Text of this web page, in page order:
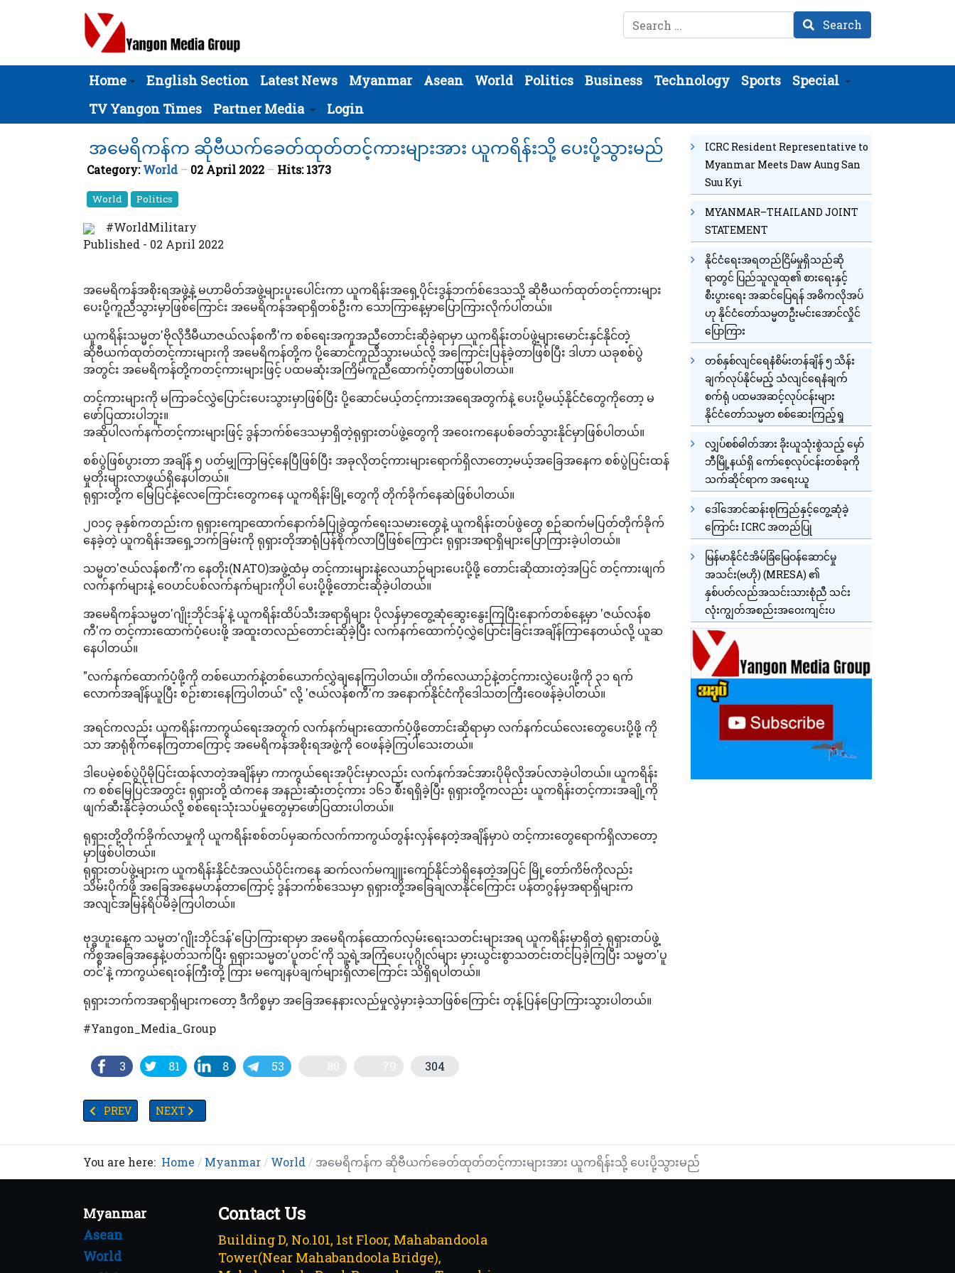
Search Search
Home English Section Latest News Myanmar Asean World Politics Business Technology Sports
Special
TV Yangon Times
Partner Media Login
အမေရိကန်က ဆိုဗီယက်ခေတ်ထုတ်တင့်ကားများအား ယူကရိန်းသို့ ပေးပို့သွားမည်
Category:World 02 April 2022 Hits: 1373
World Politics
#WorldMilitary
Published - 02 April 2022
အမေရိကန်အစိုးရအဖွဲ့နဲ့ မဟာမိတ်အဖွဲ့များပူးပေါင်းကာ ယူကရိန်းအရှေ့ပိုင်းဒွန်ဘက်စ်ဒေသသို့ ဆိုဗီယက်ထုတ်တင့်ကားများ
ပေးပို့ကူညီသွားမှာဖြစ်ကြောင်း အမေရိကန်အရာရှိတစ်ဦးက သောကြာနေ့မှာပြောကြားလိုက်ပါတယ်။
ယူကရိန်းသမ္မတ'ဗိုလိုဒီမီယာဇယ်လန်စကီ'က စစ်ရေးအကူအညီတောင်းဆိုခဲ့ရာမှာ ယူကရိန်းတပ်ဖွဲ့များမောင်းနှင်နိုင်တဲ့
ဆိုဗီယက်ထုတ်တင့်ကားများကို အမေရိကန်တို့က ပို့ဆောင်ကူညီသွားမယ်လို့ အကြောင်းပြန်ခဲ့တာဖြစ်ပြီး ဒါဟာ ယခုစစ်ပွဲ
အတွင်း အမေရိကန်တို့ကတင့်ကားများဖြင့် ပထမဆုံးအကြိမ်ကူညီထောက်ပံ့တာဖြစ်ပါတယ်။
တင့်ကားများကို မကြာခင်လွှဲပြောင်းပေးသွားမှာဖြစ်ပြီး ပို့ဆောင်မယ့်တင့်ကားအရေအတွက်နဲ့ ပေးပို့မယ့်နိုင်ငံတွေကိုတော့ မ
ဖော်ပြထားပါဘူး။
အဆိုပါလက်နက်တင့်ကားများဖြင့် ဒွန်ဘက်စ်ဒေသမှာရှိတဲ့ရုရှားတပ်ဖွဲ့တွေကို အဝေးကနေပစ်ခတ်သွားနိုင်မှာဖြစ်ပါတယ်။
စစ်ပွဲဖြစ်ပွားတာ အချိန် ၅ ပတ်မျှကြာမြင့်နေပြီဖြစ်ပြီး အခုလိုတင့်ကားများရောက်ရှိလာတော့မယ့်အခြေအနေက စစ်ပွဲပြင်းထန်
မှုတိုးများလာဖွယ်ရှိနေပါတယ်။
ရုရှားတို့က မြေပြင်နဲ့လေကြောင်းတွေကနေ ယူကရိန်းမြို့တွေကို တိုက်ခိုက်နေဆဲဖြစ်ပါတယ်။
၂၀၁၄ ခုနှစ်ကတည်းက ရုရှားကျောထောက်နောက်ခံပြုခွဲထွက်ရေးသမားတွေနဲ့ ယူကရိန်းတပ်ဖွဲတွေ စဉ်ဆက်မပြတ်တိုက်ခိုက်
နေခဲ့တဲ့ ယူကရိန်းအရှေ့ဘက်ခြမ်းကို ရုရှားတိုအာရုံပြန်စိုက်လာပြီဖြစ်ကြောင်း ရုရှားအရာရှိများပြောကြားခဲ့ပါတယ်။
သမ္မတ'ဇယ်လန်စကီ'က နေတိုး(NATO)အဖွဲ့ထံမှ တင့်ကားများနဲ့လေယာဉ်များပေးပို့ဖို့ တောင်းဆိုထားတဲ့အပြင် တင့်ကားဖျက်
လက်နက်များနဲ့ ဝေဟင်ပစ်လက်နက်များကိုပါ ပေးပို့ဖို့တောင်းဆိုခဲ့ပါတယ်။
အမေရိကန်သမ္မတ'ဂျိုးဘိုင်ဒန်'နဲ့ ယူကရိန်းထိပ်သီးအရာရှိများ ပိုလန်မှာတွေ့ဆုံဆွေးနွေးကြပြီးနောက်တစ်နေ့မှာ 'ဇယ်လန်စ
ကီ'က တင့်ကားထောက်ပံ့ပေးဖို့ အထူးတလည်တောင်းဆိုခဲ့ပြီး လက်နက်ထောက်ပံ့လွှဲပြောင်းခြင်းအချိန်ကြာနေတယ်လို့ ယူဆ
နေပါတယ်။
"လက်နက်ထောက်ပံ့ဖို့ကို တစ်ယောက်နဲ့တစ်ယောက်လွှဲချနေကြပါတယ်။ တိုက်လေယာဉ်နဲ့တင့်ကားလွှဲပေးဖို့ကို ၃၁ ရက်
လောက်အချိန်ယူပြီး စဉ်းစားနေကြပါတယ်" လို့ 'ဇယ်လန်စကီ'က အနောက်နိုင်ငံကိုဒေါသတကြီးဝေဖန်ခဲ့ပါတယ်။
အရင်ကလည်း ယူကရိန်းကာကွယ်ရေးအတွက် လက်နက်များထောက်ပံ့ဖို့တောင်းဆိုရာမှာ လက်နက်ငယ်လေးတွေပေးပို့ဖို့ ကို
သာ အာရုံစိုက်နေကြတာကြောင့် အမေရိကန်အစိုးရအဖွဲ့ကို ဝေဖန်ခဲ့ကြပါသေးတယ်။
ဒါပေမဲ့စစ်ပွဲပိုမိုပြင်းထန်လာတဲ့အချိန်မှာ ကာကွယ်ရေးအပိုင်းမှာလည်း လက်နက်အင်အားပိုမိုလိုအပ်လာခဲ့ပါတယ်။ ယူကရိန်း
က စစ်မြေပြင်အတွင်း ရုရှားတို့ ထံကနေ အနည်းဆုံးတင့်ကား ၁၆၁ စီးရရှိခဲ့ပြီး ရုရှားတို့ကလည်း ယူကရိန်းတင့်ကားအချို့ကို
ဖျက်ဆီးနိုင်ခဲ့တယ်လို့ စစ်ရေးသုံးသပ်မှုတွေမှာဖော်ပြထားပါတယ်။
ရုရှားတို့တိုက်ခိုက်လာမှုကို ယူကရိန်းစစ်တပ်မှဆက်လက်ကာကွယ်တွန်းလှန်နေတဲ့အချိန်မှာပဲ တင့်ကားတွေရောက်ရှိလာတော့
မှာဖြစ်ပါတယ်။
ရုရှားတပ်ဖွဲ့များက ယူကရိန်းနိုင်ငံအလယ်ပိုင်းကနေ ဆက်လက်မကျူးကျော်နိုင်ဘဲရှိနေတဲ့အပြင် မြို့တော်ကိဗ်ကိုလည်း
သိမ်းပိုက်ဖို့ အခြေအနေမဟန်တာကြောင့် ဒွန်ဘက်စ်ဒေသမှာ ရုရှားတို့အခြေချလာနိုင်ကြောင်း ပန်တဂွန်မှအရာရှိများက
အလျင်အမြန်ရိပ်မိခဲ့ကြပါတယ်။
ဗုဒ္ဓဟူးနေ့က သမ္မတ'ဂျိုးဘိုင်ဒန်'ပြောကြားရာမှာ အမေရိကန်ထောက်လှမ်းရေးသတင်းများအရ ယူကရိန်းမှာရှိတဲ့ ရုရှားတပ်ဖွဲ့
ကိစ္စအခြေအနေနဲ့ပတ်သက်ပြီး ရုရှားသမ္မတ'ပူတင်'ကို သူ့ရဲ့အကြံပေးပုဂ္ဂိုလ်များ မှားယွင်းစွာသတင်းတင်ပြခဲ့ကြပြီး သမ္မတ'ပူ
တင်'နဲ့ ကာကွယ်ရေးဝန်ကြီးတို့ ကြား မကျေနပ်ချက်များရှိလာကြောင်း သိရှိရပါတယ်။
ရုရှားဘက်ကအရာရှိများကတော့ ဒီကိစ္စမှာ အခြေအနေနားလည်မှုလွဲမှားခဲ့သာဖြစ်ကြောင်း တုန့်ပြန်ပြောကြားသွားပါတယ်။
#Yangon_Media_Group
3 81 8 53 80 79 304
PREVIOUS ARTICLE: တရုတ်-မြန်မာ အပြန်အလှန်ဖလှယ်မှုနှင့်ပူးပေါင်းဆောင်ရွက်မှု နက်ရှိုင်းစွာလုပ်ဆောင်ရန် နှစ်နိုင်ငံသဘောတူ(ရုပ်သံ)
PREV NEXT ARTICLE: တစ်ပတ်ကို ထောပတ်သီးနှစ်ကြိမ်စားသုံးပေးခြင်းဖြင့် နှလုံးရောဂါဖြစ်ပွားနိုင်ချေကို လျှော့ချပေးနိုင်
NEXT
ICRC Resident Representative to
Myanmar Meets Daw Aung San
Suu Kyi
MYANMAR–THAILAND JOINT
STATEMENT
နိုင်ငံရေးအရတည်ငြိမ်မှုရှိသည်ဆို
ရာတွင် ပြည်သူလူထု၏ စားရေးနှင့်
စီးပွားရေး အဆင်ပြေရန် အဓိကလိုအပ်
ဟု နိုင်ငံတော်သမ္မတဦးမင်းအောင်လှိုင်
ပြောကြား
တစ်နှစ်လျင်ရေနံစိမ်းတန်ချိန် ၅ သိန်း
ချက်လုပ်နိုင်မည့် သံလျင်ရေနံချက်
စက်ရုံ ပထမအဆင့်လုပ်ငန်းများ
နိုင်ငံတော်သမ္မတ စစ်ဆေးကြည့်ရှု
လျှပ်စစ်ဓါတ်အား ခိုးယူသုံးစွဲသည့် မှော်
ဘီမြို့နယ်ရှိ ကော်စေ့လုပ်ငန်းတစ်ခုကို
သက်ဆိုင်ရာက အရေးယူ
ဒေါ်အောင်ဆန်းစုကြည်နှင့်တွေ့ဆုံခဲ့
ကြောင်း ICRC အတည်ပြု
မြန်မာနိုင်ငံအိမ်ခြံမြေဝန်ဆောင်မှု
အသင်း(ဗဟို) (MRESA) ၏
နှစ်ပတ်လည်အသင်းသားစုံညီ သင်း
လုံးကျွတ်အစည်းအဝေးကျင်းပ
You are here: Home Myanmar World အမေရိကန်က ဆိုဗီယက်ခေတ်ထုတ်တင့်ကားများအား ယူကရိန်းသို့ ပေးပို့သွားမည်
Myanmar
Asean
World
Contact Us
Building D, No.101, 1st Floor, Mahabandoola
Tower(Near Mahabandoola Bridge),